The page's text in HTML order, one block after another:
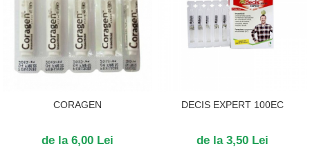
CORAGEN
de la 6,00 Lei
DECIS EXPERT 100EC
de la 3,50 Lei